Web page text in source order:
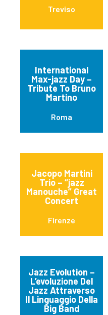
Treviso
International
Max-jazz Day –
Tribute To Bruno
Martino
Roma
Jacopo Martini
Trio – “jazz
Manouche” Great
Concert
Firenze
Jazz Evolution –
L’evoluzione Del
Jazz Attraverso
Il Linguaggio Della
Big Band